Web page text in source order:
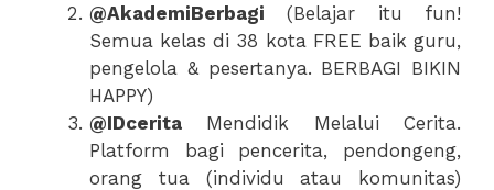
@AkademiBerbagi (Belajar itu fun!
Semua kelas di 38 kota FREE baik guru,
pengelola & pesertanya. BERBAGI BIKIN
HAPPY)
@IDcerita Mendidik Melalui Cerita.
Platform bagi pencerita, pendongeng,
orang tua (individu atau komunitas)